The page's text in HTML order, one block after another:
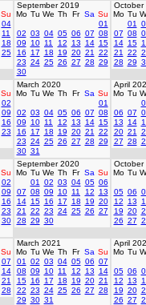
Su
04
11
18
25
September 2019
Mo Tu We Th Fr Sa Su
01
02 03 04 05 06 07 08
09
10 11 12 13 14 15
16
17 18 19 20 21
22
23 24 25 26 27 28 29
30
October
Mo Tu
01
07 08
14 15
21
22
28 29
Su
02
09
16
23
March 2020
Mo Tu We Th Fr Sa Su
01
02 03 04 05 06 07 08
09
10 11 12 13 14 15
16
17 18 19 20 21
22
23 24 25 26 27 28 29
30 31
April
Mo Tu
06 07
13
14
20 21
27 28
Su
02
09
16
23
30
September 2020
Mo Tu We Th Fr Sa Su
01
02 03 04 05 06
07 08 09 10 11 12
13
14 15 16 17 18 19 20
21
22 23 24 25 26 27
28 29 30
October
Mo Tu
05 06
12
13
19 20
26 27
Su
07
14
21
28
March 2021
Mo Tu We Th Fr Sa Su
01
02 03 04 05 06 07
08 09 10 11 12 13
14
15 16 17 18 19 20 21
22 23 24 25 26 27 28
29 30 31
April
Mo Tu
05 06
12
13
19 20
26 27